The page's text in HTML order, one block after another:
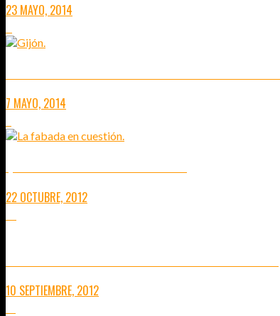
23 MAYO, 2014
7 MAYO, 2014
22 OCTUBRE, 2012
10 SEPTIEMBRE, 2012